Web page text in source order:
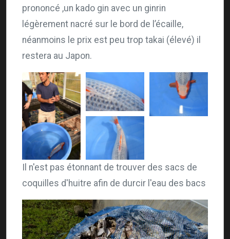
prononcé ,un kado gin avec un ginrin
légèrement nacré sur le bord de l’écaille,
néanmoins le prix est peu trop takai (élevé) il
restera au Japon.
Il n'est pas étonnant de trouver des sacs de
coquilles d'huitre afin de durcir l'eau des bacs